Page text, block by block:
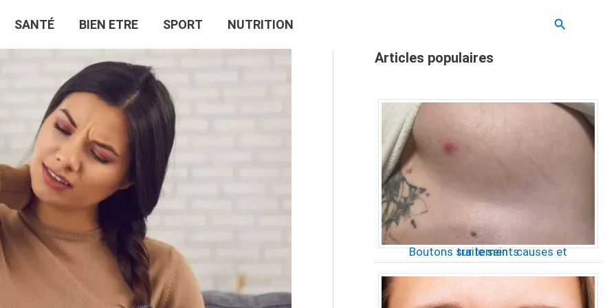
SANTÉ BIEN ETRE SPORT NUTRITION
Articles populaires
Boutons sur le sein : causes et traitements